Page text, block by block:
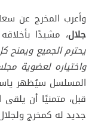
وأعرب المخرج عن
جلال، مشيدًا
يحترم الجميع ويمنح
واختياره لعضوية
المسلسل سيُظهر
قبل، متمنيًا أن يلقى
جديد له كمخرج